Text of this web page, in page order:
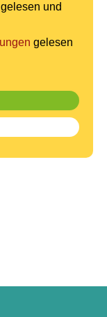
gelesen und
gelesen